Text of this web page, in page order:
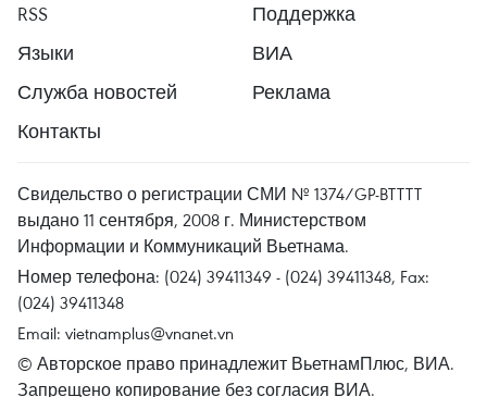
RSS
Поддержка
Языки
ВИА
Служба новостей
Реклама
Контакты
Свидельство о регистрации СМИ № 1374/GP-BTTTT
выдано 11 сентября, 2008 г. Министерством
Информации и Коммуникаций Вьетнама.
Номер телефона: (024) 39411349 - (024) 39411348, Fax:
(024) 39411348
Email: vietnamplus@vnanet.vn
© Авторское право принадлежит ВьетнамПлюс, ВИА.
Запрещено копирование без согласия ВИА.